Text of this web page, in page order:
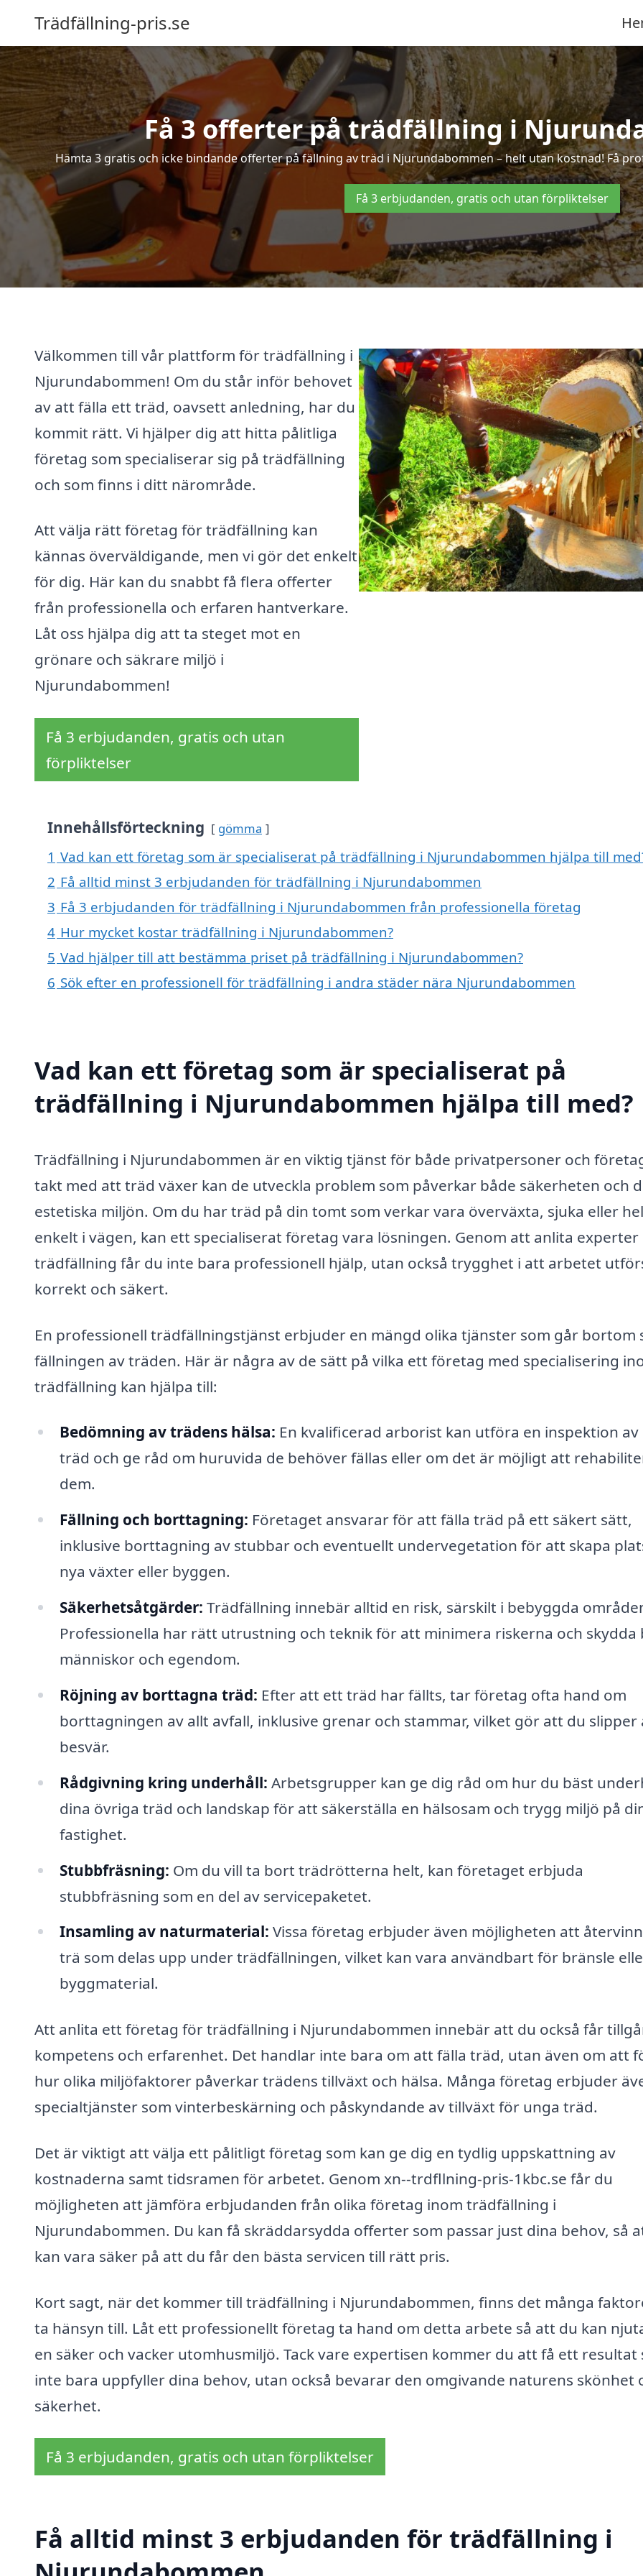
Trädfällning-pris.se
Få 3 offerter på trädfällning i
Hämta 3 gratis och icke bindande offerter på fällning av träd i Njurundabommen – helt utan kostnad! Få
Få 3 erbjudanden, gratis och utan förpliktelser
Välkommen till vår plattform för trädfällning i
Njurundabommen! Om du står inför behovet
av att fälla ett träd, oavsett anledning, har du
kommit rätt. Vi hjälper dig att hitta pålitliga
företag som specialiserar sig på trädfällning
och som finns i ditt närområde.
Att välja rätt företag för trädfällning kan
kännas överväldigande, men vi gör det enkelt
för dig. Här kan du snabbt få flera offerter
från professionella och erfaren hantverkare.
Låt oss hjälpa dig att ta steget mot en
grönare och säkrare miljö i
Njurundabommen!
Få 3 erbjudanden, gratis och utan
förpliktelser
Innehållsförteckning gömma
1 Vad kan ett företag som är specialiserat på trädfällning i Njurundabommen hjälpa till
2 Få alltid minst 3 erbjudanden för trädfällning i Njurundabommen
3 Få 3 erbjudanden för trädfällning i Njurundabommen från professionella företag
4 Hur mycket kostar trädfällning i Njurundabommen?
5 Vad hjälper till att bestämma priset på trädfällning i Njurundabommen?
6 Sök efter en professionell för trädfällning i andra städer nära Njurundabommen
Vad kan ett företag som är specialiserat på
trädfällning i Njurundabommen hjälpa till med?
Trädfällning i Njurundabommen är en viktig tjänst för både privatpersoner och
takt med att träd växer kan de utveckla problem som påverkar både säkerheten och
estetiska miljön. Om du har träd på din tomt som verkar vara överväxta, sjuka eller
enkelt i vägen, kan ett specialiserat företag vara lösningen. Genom att anlita experter
trädfällning får du inte bara professionell hjälp, utan också trygghet i att arbetet
korrekt och säkert.
En professionell trädfällningstjänst erbjuder en mängd olika tjänster som går bortom
fällningen av träden. Här är några av de sätt på vilka ett företag med specialisering
trädfällning kan hjälpa till:
Bedömning av trädens hälsa: En kvalificerad arborist kan utföra en inspektion av
träd och ge råd om huruvida de behöver fällas eller om det är möjligt att
dem.
Fällning och borttagning: Företaget ansvarar för att fälla träd på ett säkert sätt,
inklusive borttagning av stubbar och eventuellt undervegetation för att skapa
nya växter eller byggen.
Säkerhetsåtgärder: Trädfällning innebär alltid en risk, särskilt i bebyggda
Professionella har rätt utrustning och teknik för att minimera riskerna och skydda
människor och egendom.
Röjning av borttagna träd: Efter att ett träd har fällts, tar företag ofta hand om
borttagningen av allt avfall, inklusive grenar och stammar, vilket gör att du slipper
besvär.
Rådgivning kring underhåll: Arbetsgrupper kan ge dig råd om hur du bäst
dina övriga träd och landskap för att säkerställa en hälsosam och trygg miljö på
fastighet.
Stubbfräsning: Om du vill ta bort trädrötterna helt, kan företaget erbjuda
stubbfräsning som en del av servicepaketet.
Insamling av naturmaterial: Vissa företag erbjuder även möjligheten att
trä som delas upp under trädfällningen, vilket kan vara användbart för bränsle
byggmaterial.
Att anlita ett företag för trädfällning i Njurundabommen innebär att du också får
kompetens och erfarenhet. Det handlar inte bara om att fälla träd, utan även om att
hur olika miljöfaktorer påverkar trädens tillväxt och hälsa. Många företag erbjuder
specialtjänster som vinterbeskärning och påskyndande av tillväxt för unga träd.
Det är viktigt att välja ett pålitligt företag som kan ge dig en tydlig uppskattning av
kostnaderna samt tidsramen för arbetet. Genom xn--trdfllning-pris-1kbc.se får du
möjligheten att jämföra erbjudanden från olika företag inom trädfällning i
Njurundabommen. Du kan få skräddarsydda offerter som passar just dina behov, så
kan vara säker på att du får den bästa servicen till rätt pris.
Kort sagt, när det kommer till trädfällning i Njurundabommen, finns det många
ta hänsyn till. Låt ett professionellt företag ta hand om detta arbete så att du kan
en säker och vacker utomhusmiljö. Tack vare expertisen kommer du att få ett resultat
inte bara uppfyller dina behov, utan också bevarar den omgivande naturens skönhet
säkerhet.
Få 3 erbjudanden, gratis och utan förpliktelser
Få alltid minst 3 erbjudanden för trädfällning i